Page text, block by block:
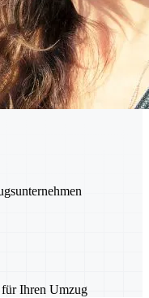
Ihren Umzug